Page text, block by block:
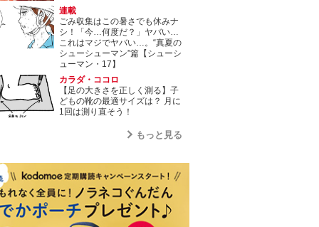
連載
ごみ収集はこの暑さでも休みナ
シ！「今…何度だ？」ヤバい…
これはマジでヤバい…。“真夏の
シューシューマン”篇【シューシ
ューマン・17】
カラダ・ココロ
【足の大きさを正しく測る】子
どもの靴の最適サイズは？ 月に
1回は測り直そう！
もっと見る